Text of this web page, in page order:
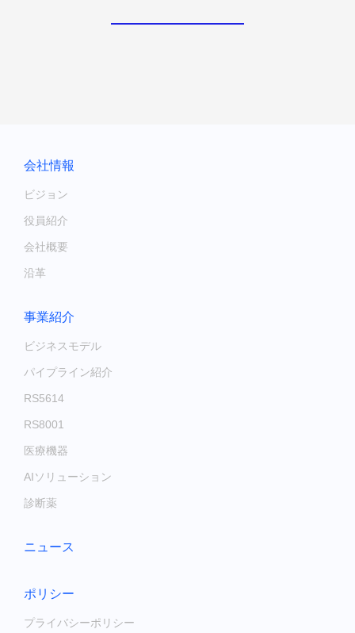
会社情報
ビジョン
役員紹介
会社概要
沿革
事業紹介
ビジネスモデル
パイプライン紹介
RS5614
RS8001
医療機器
AIソリューション
診断薬
ニュース
ポリシー
プライバシーポリシー